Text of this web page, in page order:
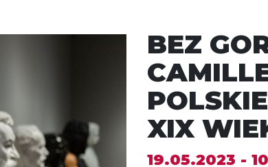
BEZ
XIX
19.05.2023 -